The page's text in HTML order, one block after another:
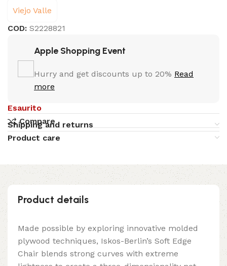
Viejo Valle
COD:S2228821
Apple Shopping Event
Hurry and get discounts up to 20% Read
more
Esaurito
Compare
Shipping and returns
Product care
Product details
Made possible by exploring innovative molded
plywood techniques, Iskos-Berlin’s Soft Edge
Chair blends strong curves with extreme